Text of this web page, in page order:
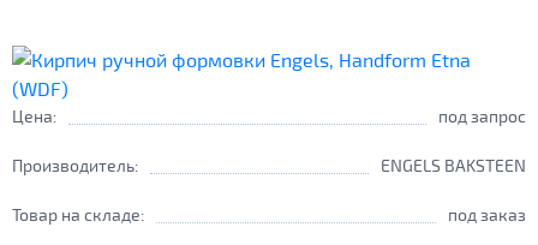
Цена: под запрос
Производитель: ENGELS BAKSTEEN
Товар на складе: под заказ